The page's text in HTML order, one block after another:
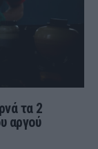
τα 2
αργού